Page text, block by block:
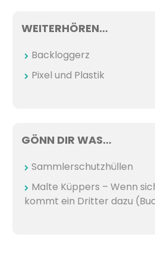
WEITERHÖREN…
Backloggerz
Pixel und Plastik
GÖNN DIR WAS…
Sammlerschutzhüllen
Malte Küppers – Wenn
kommt ein Dritter dazu